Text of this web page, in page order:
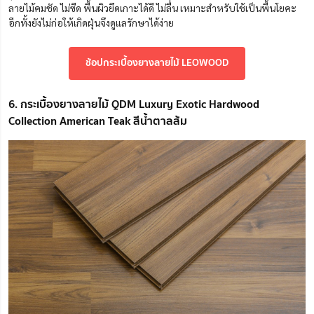
ลายไม้คมชัด ไม่ซีด พื้นผิวยึดเกาะได้ดี ไม่ลื่น เหมาะสำหรับใช้เป็นพื้นโยคะ
อีกทั้งยังไม่ก่อให้เกิดฝุ่นจึงดูแลรักษาได้ง่าย
ช้อปกระเบื้องยางลายไม้ LEOWOOD
6. กระเบื้องยางลายไม้ QDM Luxury Exotic Hardwood
Collection American Teak สีน้ำตาลส้ม